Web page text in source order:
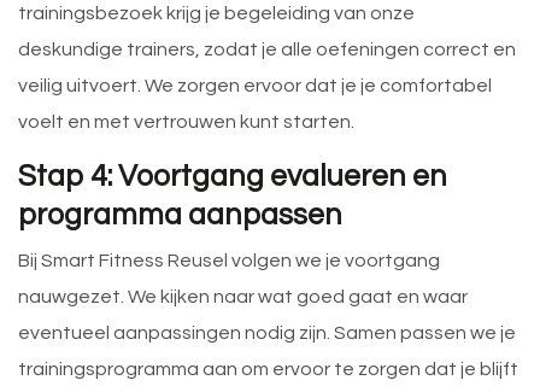
trainingsbezoek krijg je begeleiding van onze
deskundige trainers, zodat je alle oefeningen correct en
veilig uitvoert. We zorgen ervoor dat je je comfortabel
voelt en met vertrouwen kunt starten.
Stap 4: Voortgang evalueren en
programma aanpassen
Bij Smart Fitness Reusel volgen we je voortgang
nauwgezet. We kijken naar wat goed gaat en waar
eventueel aanpassingen nodig zijn. Samen passen we je
trainingsprogramma aan om ervoor te zorgen dat je blijft